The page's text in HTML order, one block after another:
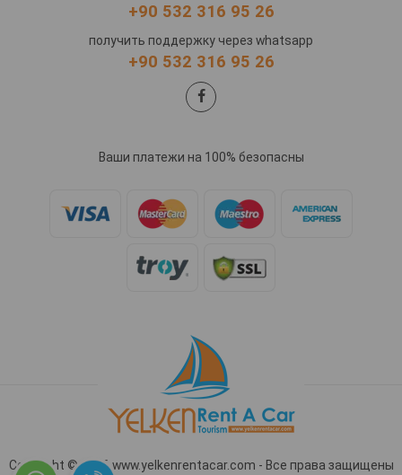
+90 532 316 95 26
получить поддержку через whatsapp
+90 532 316 95 26
Ваши платежи на 100% безопасны
Copyright © 2026 www.yelkenrentacar.com - Все права защищены